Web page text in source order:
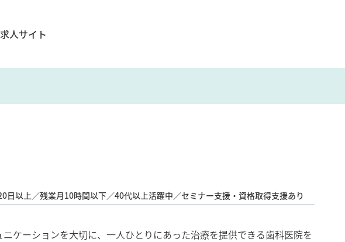
人サイト
日以上／残業月10時間以下／40代以上活躍中／セミナー支援・資格取得支援あり
ケーションを大切に、一人ひとりにあった治療を提供できる歯科医院を